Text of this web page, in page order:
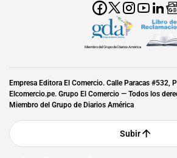
Miembro del Grupo de Diarios América
Empresa Editora El Comercio. Calle Paracas #532,
Elcomercio.pe. Grupo El Comercio — Todos los
Miembro del Grupo de Diarios América
Subir